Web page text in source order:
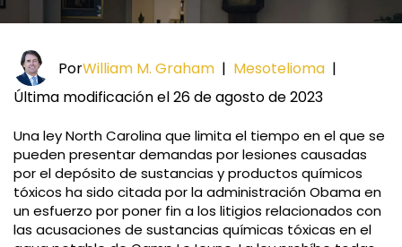
PorWilliam M. Graham | Mesotelioma |
Última modificación el 26 de agosto de 2023
Una ley North Carolina que limita el tiempo en el que se
pueden presentar demandas por lesiones causadas
por el depósito de sustancias y productos químicos
tóxicos ha sido citada por la administración Obama en
un esfuerzo por poner fin a los litigios relacionados con
las acusaciones de sustancias químicas tóxicas en el